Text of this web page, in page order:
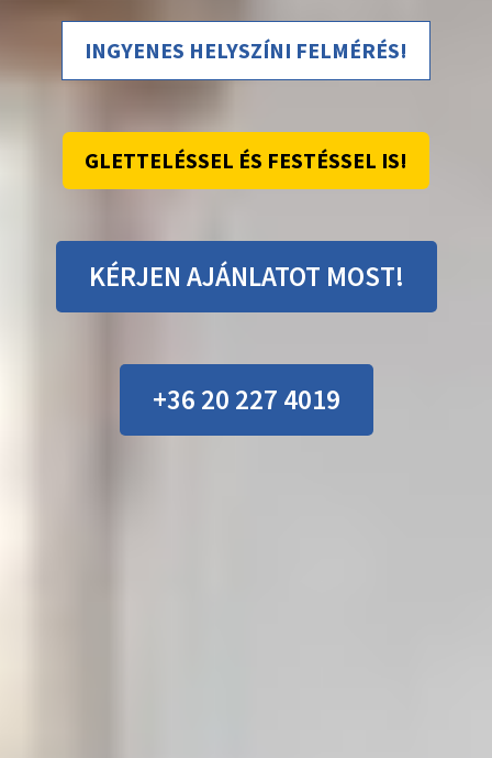
INGYENES HELYSZÍNI FELMÉRÉS!
GLETTELÉSSEL ÉS FESTÉSSEL IS!
KÉRJEN AJÁNLATOT MOST!
+36 20 227 4019